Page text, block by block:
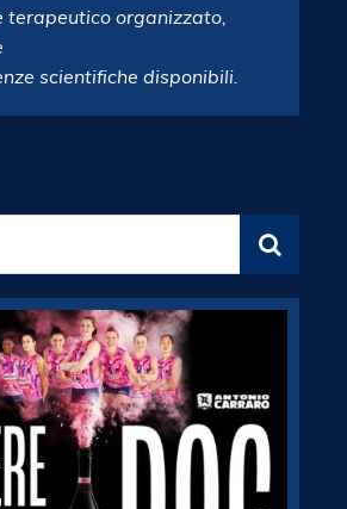
terapeutico organizzato,
scientifiche disponibili.